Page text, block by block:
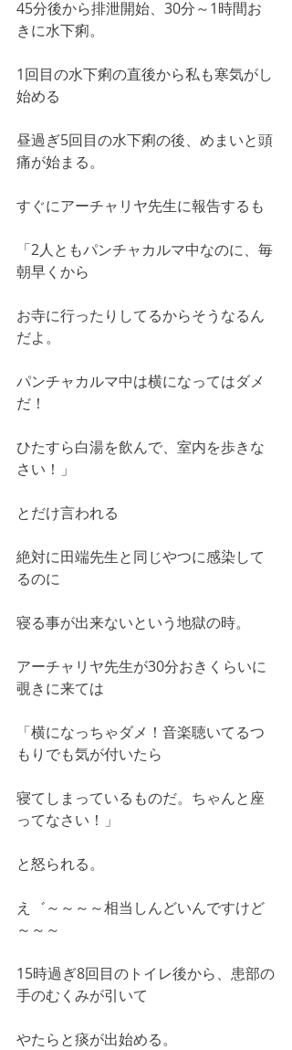
45分後から排泄開始、30分～1時間お
きに水下痢。
1回目の水下痢の直後から私も寒気がし
始める
昼過ぎ5回目の水下痢の後、めまいと頭
痛が始まる。
すぐにアーチャリヤ先生に報告するも
「2人ともパンチャカルマ中なのに、毎
朝早くから
お寺に行ったりしてるからそうなるん
だよ。
パンチャカルマ中は横になってはダメ
だ！
ひたすら白湯を飲んで、室内を歩きな
さい！」
とだけ言われる
絶対に田端先生と同じやつに感染して
るのに
寝る事が出来ないという地獄の時。
アーチャリヤ先生が30分おきくらいに
覗きに来ては
「横になっちゃダメ！音楽聴いてるつ
もりでも気が付いたら
寝てしまっているものだ。ちゃんと座
ってなさい！」
と怒られる。
え゛～～～～相当しんどいんですけど
～～～
15時過ぎ8回目のトイレ後から、患部の
手のむくみが引いて
やたらと痰が出始める。